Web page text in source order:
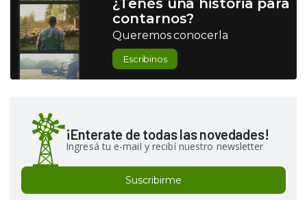
¿Tenés una historia para
contarnos?
Queremos conocerla
Escribinos
¡Enterate de todas las novedades!
Ingresá tu e-mail y recibí nuestro newsletter
Suscribirme